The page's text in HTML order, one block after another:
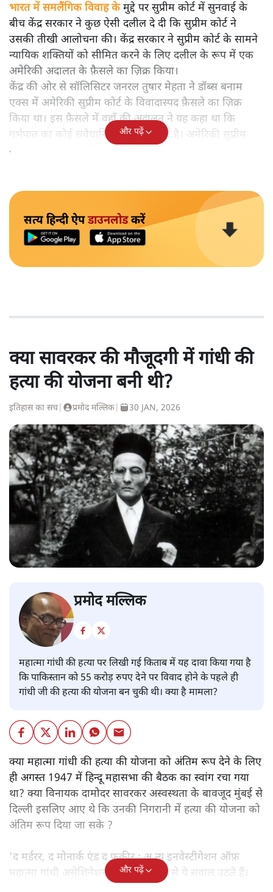
भारत में समलैंगिक विवाह केमुद्दे पर सुप्रीम कोर्ट में सुनवाई के
बीच केंद्र सरकार ने कुछ ऐसी दलील दे दी कि सुप्रीम कोर्ट ने
उसकी तीखी आलोचना की। केंद्र सरकार ने सुप्रीम कोर्ट के सामने
न्यायिक शक्तियों को सीमित करने के लिए दलील के रूप में एक
अमेरिकी अदालत के फ़ैसले का ज़िक्र किया।
केंद्र की ओर से सॉलिसिटर जनरल तुषार मेहता ने डॉब्स बनाम
एक्स में अमेरिकी सुप्रीम कोर्ट के विवादास्पद फ़ैसले का ज़िक्र
किया था। इस फ़ैसले में वहाँ की अदालत ने यह कहा था कि
गर्भपात का कोई संवैधानिक अधिकार नहीं है। अमेरिकी सुप्रीम
कोर्ट के उस फ़ैसले की आलोचना की गई।
और पढ़ें
सत्य हिन्दी ऐपडाउनलोडकरें
क्या सावरकर की मौजूदगी में गांधी की
हत्या की योजना बनी थी?
इतिहास का सच प्रमोद मल्लिक 30 JAN, 2026
प्रमोद मल्लिक
महात्मा गांधी की हत्या पर लिखी गई किताब में यह दावा किया गया है
कि पाकिस्तान को 55 करोड़ रुपए देने पर विवाद होने के पहले ही
गांधी जी की हत्या की योजना बन चुकी थी। क्या है मामला?
क्या महात्मा गांधी की हत्या की योजना को अंतिम रूप देने के लिए
ही अगस्त 1947 में हिन्दू महासभा की बैठक का स्वांग रचा गया
था? क्या विनायक दामोदर सावरकर अस्वस्थता के बावजूद मुंबई से
दिल्ली इसलिए आए थे कि उनकी निगरानी में हत्या की योजना को
अंतिम रूप दिया जा सके ?
'द मर्डरर, द मोनार्क एंड द फ़कीर : अ न्यू इनवेस्टीगेशन ऑफ़
महात्मा गांधी असेशिनेशन' नामक किताब से ये सवाल उठते हैं।
और पढ़ें